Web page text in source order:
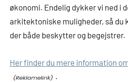
økonomi. Endelig dykker vi ned i
arkitektoniske muligheder, så du
der både beskytter og begejstrer.
Her finder du mere information
.